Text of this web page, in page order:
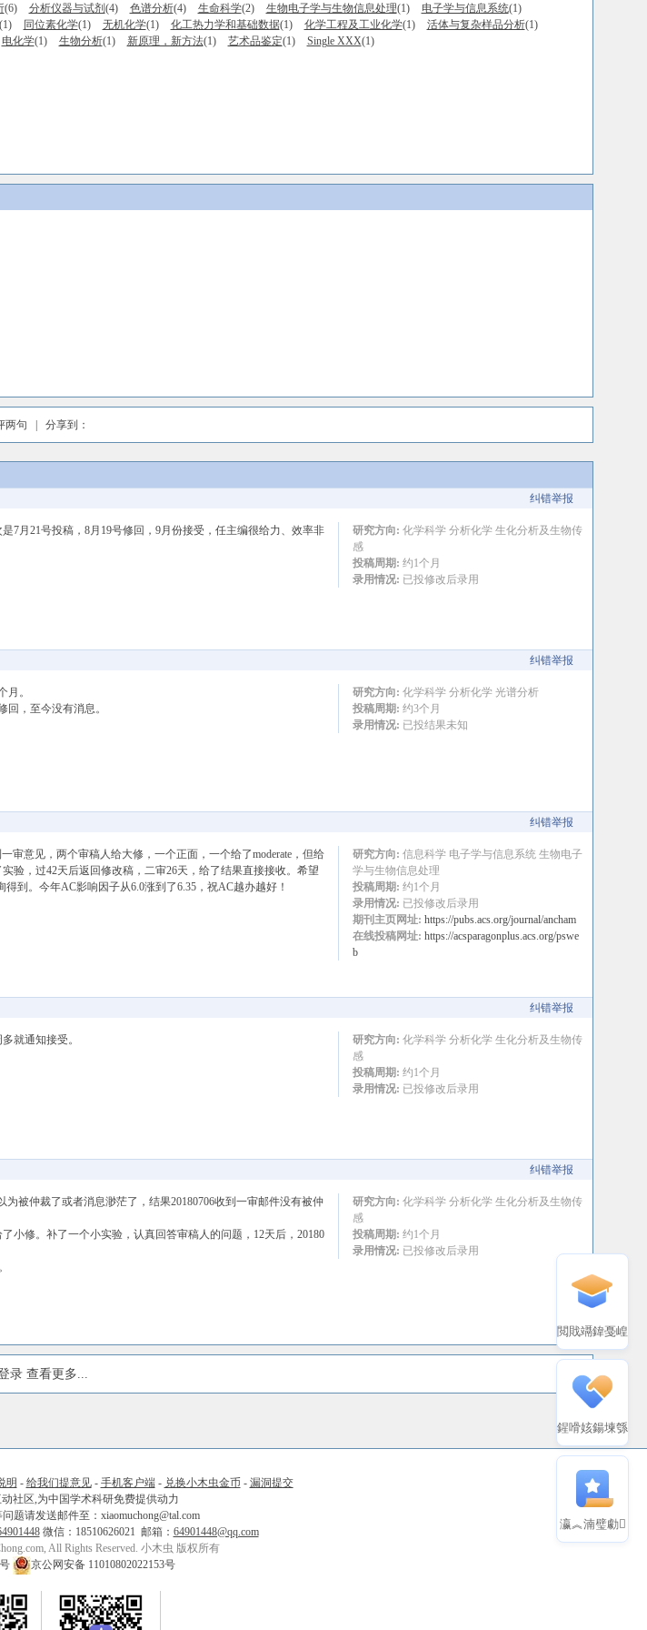
(6) 分析仪器与试剂 (4) 色谱分析(4) 生命科学(2) 生物电子学与生物信息处理(1) 电子学与信息系统(1)
同位素化学(1) 无机化学(1) 化工热力学和基础数据(1) 化学工程及工业化学(1) 活体与复杂样品分析(1)
电化学(1) 生物分析(1) 新原理，新方法(1) 艺术品鉴定(1) Single XXX(1)
两句 | 分享到：
纠错举报
7月21号投稿，8月19号修回，9月份接受，任主编很给力、效率非
研究方向: 化学科学 分析化学 生化分析及生物传
感
投稿周期: 约1个月
录用情况: 已投修改后录用
纠错举报
。
，至今没有消息。
研究方向: 化学科学 分析化学 光谱分析
投稿周期: 约3个月
录用情况: 已投结果未知
纠错举报
意见，两个审稿人给大修，一个正面，一个给了moderate，但给
验，过42天后返回修改稿，二审26天，给了结果直接接收。希望
到。今年AC影响因子从6.0涨到了6.35，祝AC越办越好！
研究方向: 信息科学 电子学与信息系统 生物电子
学与生物信息处理
投稿周期: 约1个月
录用情况: 已投修改后录用
期刊主页网址: https://pubs.acs.org/journal/ancham
在线投稿网址: https://acsparagonplus.acs.org/pswe
b
纠错举报
就通知接受。 研究方向: 化学科学 分析化学 生化分析及生物传
感
投稿周期: 约1个月
录用情况: 已投修改后录用
纠错举报
被仲裁了或者消息渺茫了，结果20180706收到一审邮件没有被仲
小修。补了一个小实验，认真回答审稿人的问题，12天后，20180
研究方向: 化学科学 分析化学 生化分析及生物传
感
投稿周期: 约1个月
录用情况: 已投修改后录用
录 查看更多...
明 - 给我们提意见- 手机客户端- 兑换小木虫金币 - 漏洞提交
社区,为中国学术科研免费提供动力
题请发送邮件至：xiaomuchong@tal.com
微信：18510626021 邮箱： 64901448@qq.com
All Rights Reserved. 小木虫 版权所有
京公网安备 11010802022153号
閲戝竵鍏戞崲
鍟嗗姟鍚堜綔
瀛︽湳璧勮